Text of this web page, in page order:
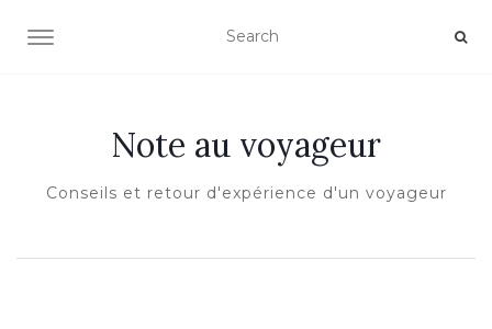
OUVRIR/FERMER LA NAVIGATION
Note au voyageur
Conseils et retour d'expérience d'un voyageur